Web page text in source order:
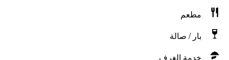
مطعم
بار / صالة
خدمة الغرف